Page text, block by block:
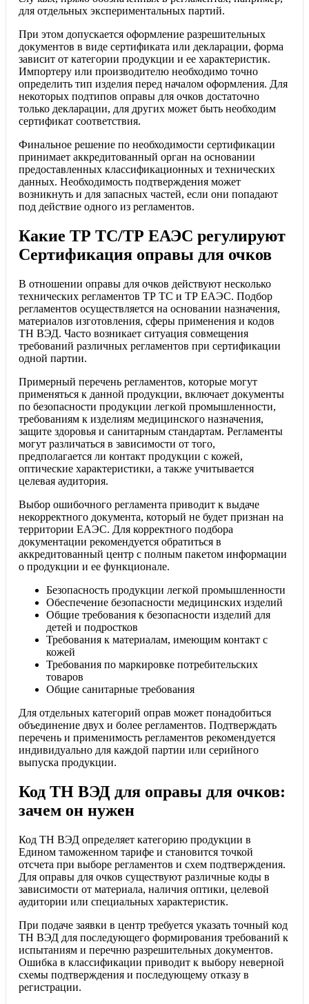
для отдельных экспериментальных партий.
При этом допускается оформление разрешительных
документов в виде сертификата или декларации, форма
зависит от категории продукции и ее характеристик.
Импортеру или производителю необходимо точно
определить тип изделия перед началом оформления. Для
некоторых подтипов оправы для очков достаточно
только декларации, для других может быть необходим
сертификат соответствия.
Финальное решение по необходимости сертификации
принимает аккредитованный орган на основании
предоставленных классификационных и технических
данных. Необходимость подтверждения может
возникнуть и для запасных частей, если они попадают
под действие одного из регламентов.
Какие ТР ТС/ТР ЕАЭС регулируют
Сертификация оправы для очков
В отношении оправы для очков действуют несколько
технических регламентов ТР ТС и ТР ЕАЭС. Подбор
регламентов осуществляется на основании назначения,
материалов изготовления, сферы применения и кодов
ТН ВЭД. Часто возникает ситуация совмещения
требований различных регламентов при сертификации
одной партии.
Примерный перечень регламентов, которые могут
применяться к данной продукции, включает документы
по безопасности продукции легкой промышленности,
требованиям к изделиям медицинского назначения,
защите здоровья и санитарным стандартам. Регламенты
могут различаться в зависимости от того,
предполагается ли контакт продукции с кожей,
оптические характеристики, а также учитывается
целевая аудитория.
Выбор ошибочного регламента приводит к выдаче
некорректного документа, который не будет признан на
территории ЕАЭС. Для корректного подбора
документации рекомендуется обратиться в
аккредитованный центр с полным пакетом информации
о продукции и ее функционале.
Безопасность продукции легкой промышленности
Обеспечение безопасности медицинских изделий
Общие требования к безопасности изделий для
детей и подростков
Требования к материалам, имеющим контакт с
кожей
Требования по маркировке потребительских
товаров
Общие санитарные требования
Для отдельных категорий оправ может понадобиться
объединение двух и более регламентов. Подтверждать
перечень и применимость регламентов рекомендуется
индивидуально для каждой партии или серийного
выпуска продукции.
Код ТН ВЭД для оправы для очков:
зачем он нужен
Код ТН ВЭД определяет категорию продукции в
Едином таможенном тарифе и становится точкой
отсчета при выборе регламентов и схем подтверждения.
Для оправы для очков существуют различные коды в
зависимости от материала, наличия оптики, целевой
аудитории или специальных характеристик.
При подаче заявки в центр требуется указать точный код
ТН ВЭД для последующего формирования требований к
испытаниям и перечню разрешительных документов.
Ошибка в классификации приводит к выбору неверной
схемы подтверждения и последующему отказу в
регистрации.